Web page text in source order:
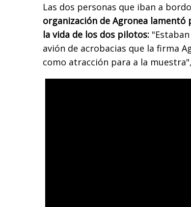
Las dos personas que iban a
organización de Agronea
la vida de los dos pilotos:
avión de acrobacias que la firma
como atracción para a la